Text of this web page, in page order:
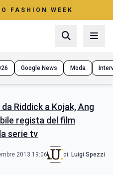
FASHION WEEK
Google News Moda
da Riddick a Kojak, Ang
regista del film
serie tv
2013 19:06 di: Luigi Spezzi